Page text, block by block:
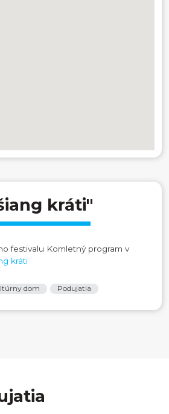
kráti"
festivalu Komletný program v
kráti
dom Podujatia